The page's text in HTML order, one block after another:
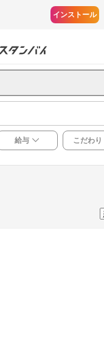
インストール
給与 こだわり